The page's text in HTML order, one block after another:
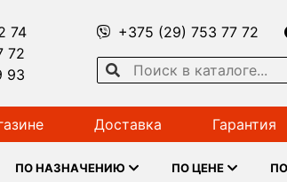
74
72
93
+375 (29) 753 77 72
Доставка Гарантия
ПО НАЗНАЧЕНИЮ ПО ЦЕНЕ